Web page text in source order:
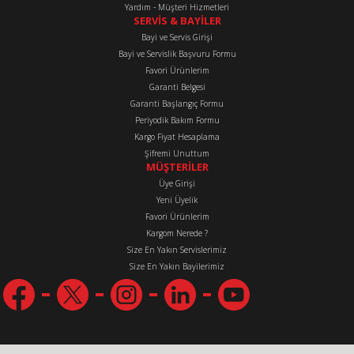
Gönder
Yardım - Müşteri Hizmetleri
SERVİS & BAYİLER
Bayi ve Servis Girişi
Bayi ve Servislik Başvuru Formu
Favori Ürünlerim
Garanti Belgesi
Garanti Başlangıç Formu
Periyodik Bakım Formu
Kargo Fiyat Hesaplama
Şifremi Unuttum
MÜŞTERİLER
Üye Girişi
Yeni Üyelik
Favori Ürünlerim
Kargom Nerede ?
Size En Yakın Servislerimiz
Size En Yakın Bayilerimiz